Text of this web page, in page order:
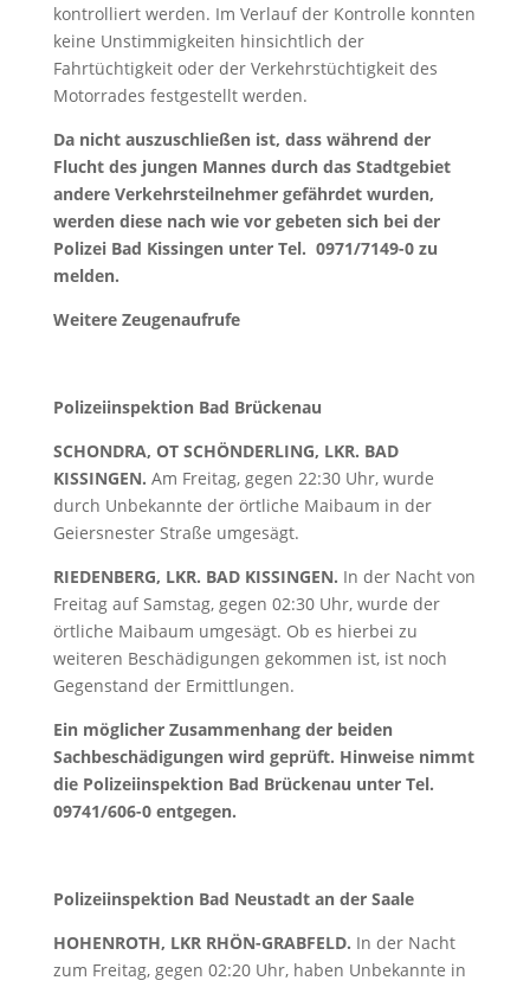
kontrolliert werden. Im Verlauf der Kontrolle konnten
keine Unstimmigkeiten hinsichtlich der
Fahrtüchtigkeit oder der Verkehrstüchtigkeit des
Motorrades festgestellt werden.
Da nicht auszuschließen ist, dass während der
Flucht des jungen Mannes durch das Stadtgebiet
andere Verkehrsteilnehmer gefährdet wurden,
werden diese nach wie vor gebeten sich bei der
Polizei Bad Kissingen unter Tel. 0971/7149-0 zu
melden.
Weitere Zeugenaufrufe
Polizeiinspektion Bad Brückenau
SCHONDRA, OT SCHÖNDERLING, LKR. BAD
KISSINGEN. Am Freitag, gegen 22:30 Uhr, wurde
durch Unbekannte der örtliche Maibaum in der
Geiersnester Straße umgesägt.
RIEDENBERG, LKR. BAD KISSINGEN. In der Nacht von
Freitag auf Samstag, gegen 02:30 Uhr, wurde der
örtliche Maibaum umgesägt. Ob es hierbei zu
weiteren Beschädigungen gekommen ist, ist noch
Gegenstand der Ermittlungen.
Ein möglicher Zusammenhang der beiden
Sachbeschädigungen wird geprüft. Hinweise nimmt
die Polizeiinspektion Bad Brückenau unter Tel.
09741/606-0 entgegen.
Polizeiinspektion Bad Neustadt an der Saale
HOHENROTH, LKR RHÖN-GRABFELD. In der Nacht
zum Freitag, gegen 02:20 Uhr, haben Unbekannte in